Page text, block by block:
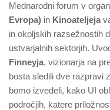
Mednarodni forum v
Evropa) in Kinoateljeja
in okoljskih razsežnostih
ustvarjalnih sektorjih.
Finneyja, vizionarja na
bosta sledili dve razpravi
bomo izvedeli, kako UI
področjih, katere